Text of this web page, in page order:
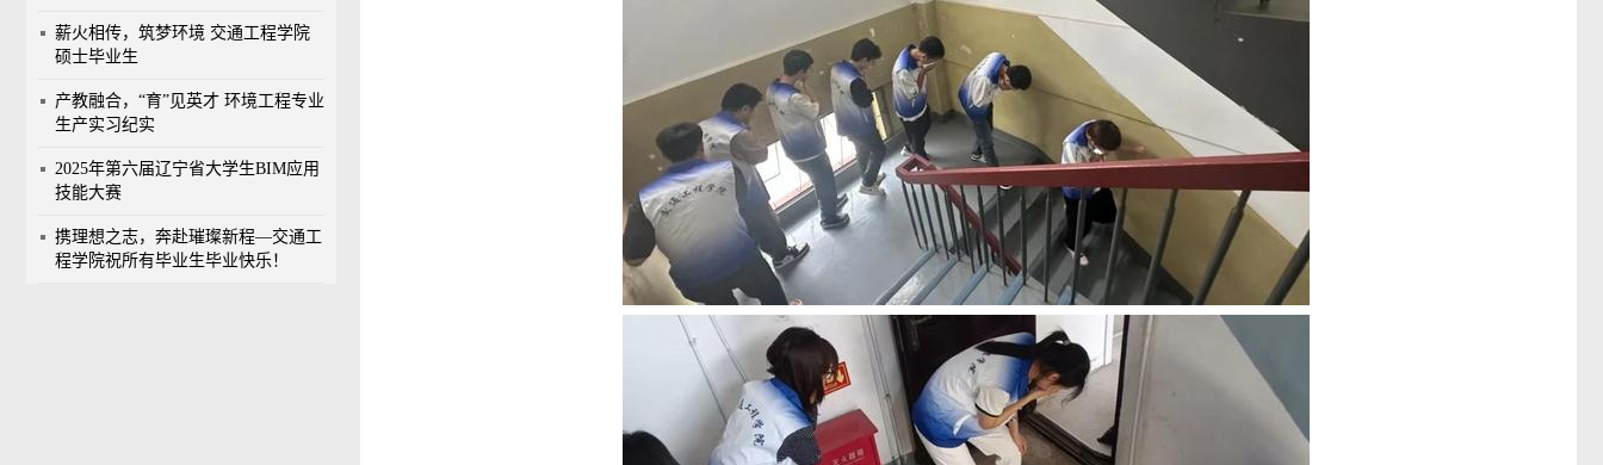
薪火相传，筑梦环境 交通工程学院
硕士毕业生
产教融合，“育”见英才 环境工程专业
生产实习纪实
2025年第六届辽宁省大学生BIM应用
技能大赛
携理想之志，奔赴璀璨新程—交通工
程学院祝所有毕业生毕业快乐！